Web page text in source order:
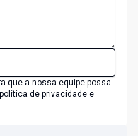
que a nossa equipe possa
política de privacidade e